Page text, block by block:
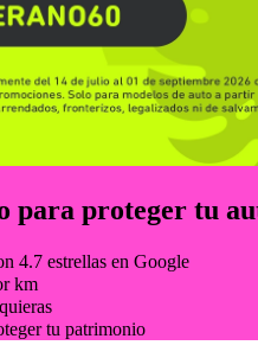
para proteger tu
4.7 estrellas en Google
km
tu patrimonio